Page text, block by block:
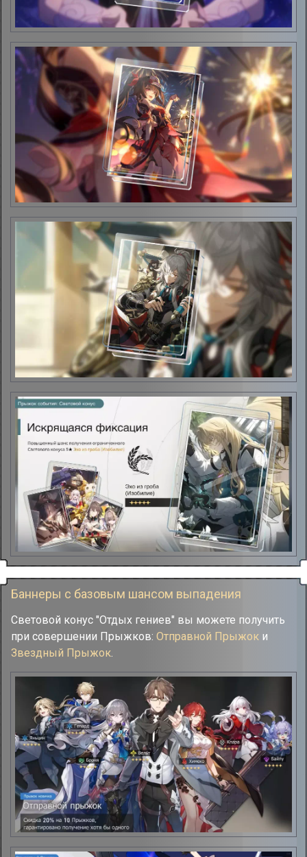
Баннеры с базовым шансом выпадения
Световой конус "Отдых гениев" вы можете получить
при совершении Прыжков: Отправной Прыжок и
Звездный Прыжок.